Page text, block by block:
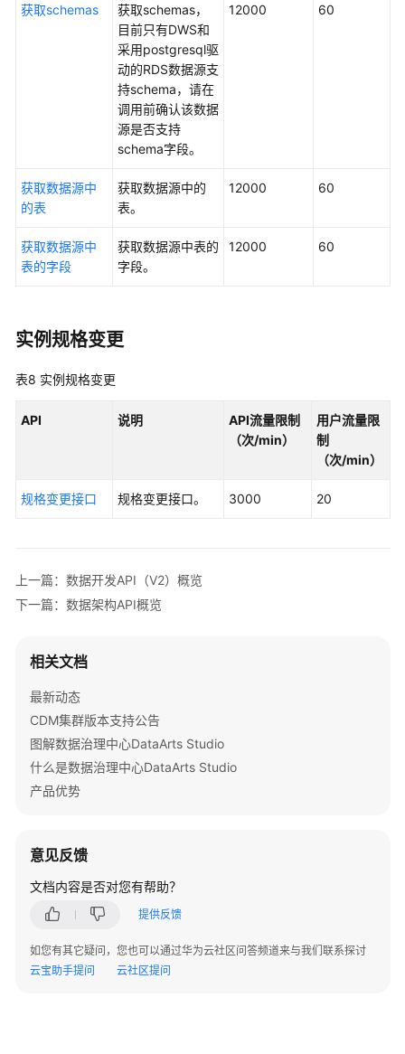
数
开
管
API
数
数
API
目
API
数
据
服
数
据
安
API
获取schemas
获取schemas，
目前只有DWS和
采用postgresql驱
动的RDS数据源支
持schema，请在
调用前确认该数据
源是否支持
schema字段。
12000 60
获取数据源中
的表
获取数据源中的
表。
12000 60
获取数据源中
表的字段
获取数据源中表的
字段。
12000 60
实例规格变更
表8 实例规格变更
API 说明
API流量限制
（次/min）
用户流量限
制
（次/min）
规格变更接口 规格变更接口。 3000 20
上一篇：数据开发API（V2）概览
下一篇：数据架构API概览
相关文档
最新动态
CDM集群版本支持公告
图解数据治理中心DataArts Studio
什么是数据治理中心DataArts Studio
产品优势
意见反馈
文档内容是否对您有帮助？
提供反馈
如您有其它疑问，您也可以通过华为云社区问答频道来与我们联系探讨
云宝助手提问
云社区提问